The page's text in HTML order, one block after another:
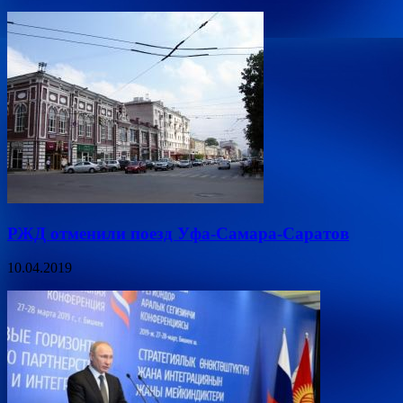
РЖД отменили поезд Уфа-Самара-Саратов
10.04.2019